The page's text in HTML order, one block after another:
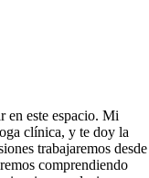
en este espacio. Mi
clínica, y te doy la
trabajaremos desde
comprendiendo